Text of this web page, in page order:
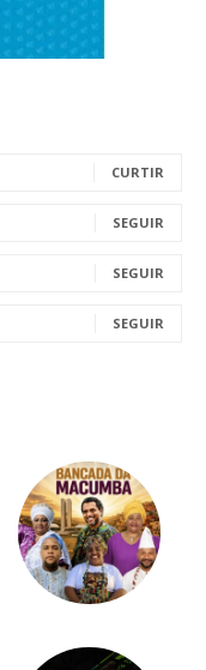
CURTIR
SEGUIR
SEGUIR
SEGUIR